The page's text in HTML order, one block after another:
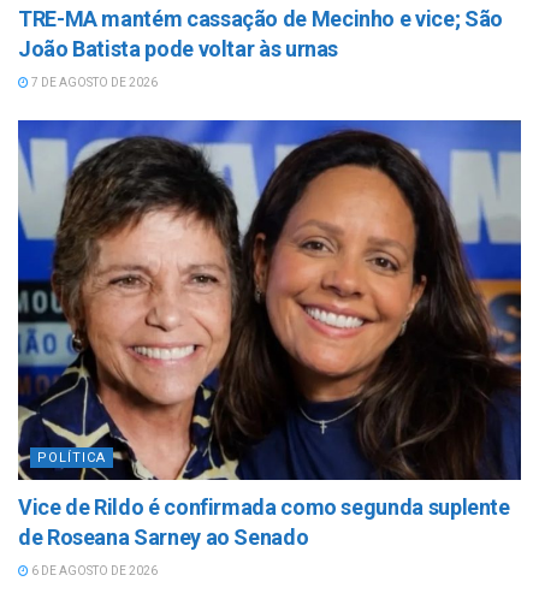
TRE-MA mantém cassação de Mecinho e vice; São
João Batista pode voltar às urnas
7 DE AGOSTO DE 2026
POLÍTICA
Vice de Rildo é confirmada como segunda suplente
de Roseana Sarney ao Senado
6 DE AGOSTO DE 2026